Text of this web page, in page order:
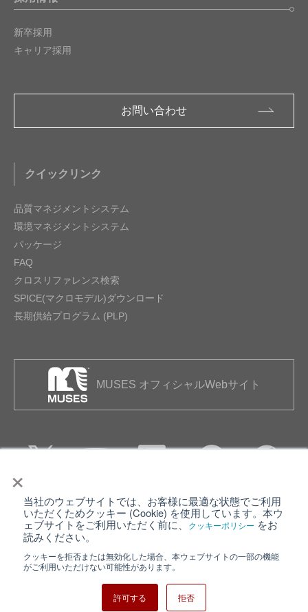
×
当社のウェブサイトでは、お客様に最適な状態でご利用
いただくためクッキー (Cookie) を使用しています。本ウ
ェブサイトをご利用いただく前に、
クッキーポリシー をお
読みください。
クッキーを拒否または無効化した場合、本ウェブサイトの一部の機能
がご利用いただけない可能性があります。
許可する 拒否
新卒採用
キャリア採用
お問い合わせ
クイックリンク
品質マネジメントシステム
環境マネジメントシステム
パッケージ
FAQ
クロスリファレンス検索
SPICE(マクロモデル)ダウンロード
長期供給プログラム (PLP)
MUSES オフィシャルWebサイト
個人情報保護について ウェブサイト利用規約
クッキーポリシー
日清紡ホールディングス
Copyright ⓒ Nisshinbo Micro Devices Inc. All Rights Reserved.